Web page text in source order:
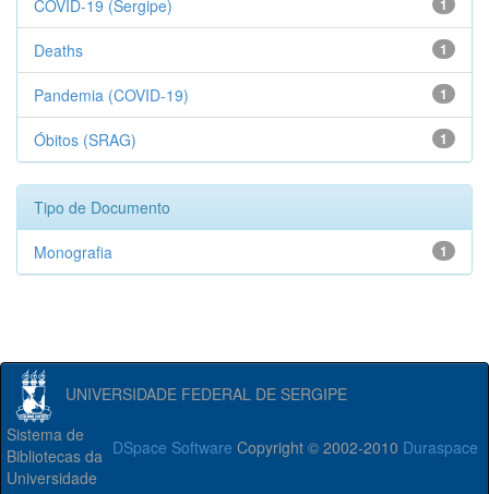
1
COVID-19 (Sergipe)
1
Deaths
1
Pandemia (COVID-19)
1
Óbitos (SRAG)
Tipo de Documento
1
Monografia
UNIVERSIDADE FEDERAL DE SERGIPE
DSpace Software Copyright © 2002-2010 Duraspace
Sistema de
Bibliotecas da
Universidade